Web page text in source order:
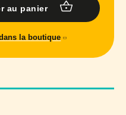
au panier
la boutique